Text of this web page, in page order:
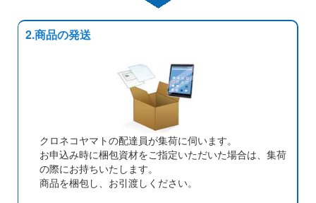
2.商品の発送
クロネコヤマトの配達員が集荷に伺います。
お申込み時に梱包資材をご指定いただいた場合は、集荷
の際にお持ちいたします。
商品を梱包し、お引渡しください。